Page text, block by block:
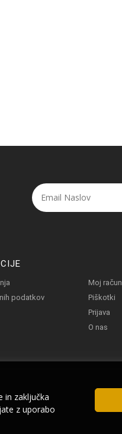
in zaključka
z uporabo
podatkov
Moj račun
Piškotki
Prijava
O nas